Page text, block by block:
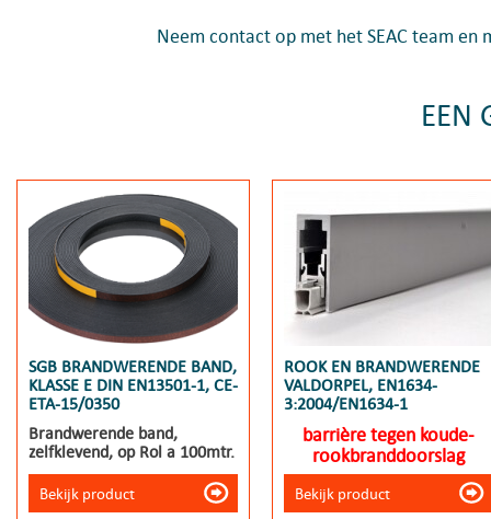
Neem contact op met het SEAC team en
EEN
SGB BRANDWERENDE BAND,
KLASSE E DIN EN13501-1, CE-
ETA-15/0350
Brandwerende band,
zelfklevend, op Rol a 100mtr.
Bekijk product
ROOK EN BRANDWERENDE
VALDORPEL, EN1634-
3:2004/EN1634-1
barrière tegen koude-
rookbranddoorslag
Bekijk product